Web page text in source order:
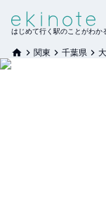
はじめて行く駅のことがわか
関東 千葉県